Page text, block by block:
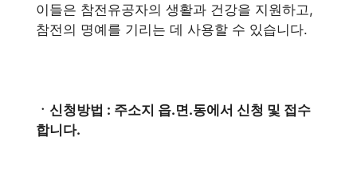
이들은 참전유공자의 생활과 건강을 지원하고,
참전의 명예를 기리는 데 사용할 수 있습니다.
ㆍ신청방법 : 주소지 읍.면.동에서 신청 및 접수
합니다.